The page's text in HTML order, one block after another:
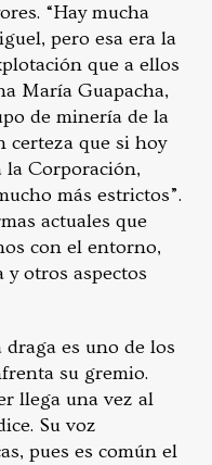
“Hay mucha
pero esa era la
que a ellos
María Guapacha,
de minería de la
certeza que si hoy
la Corporación,
más estrictos”.
actuales que
con el entorno,
y otros aspectos
draga es uno de los
su gremio.
llega una vez al
Su voz
pues es común el